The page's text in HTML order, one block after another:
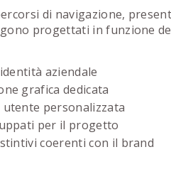
di navigazione,
progettati in funzione
aziendale
grafica dedicata
utente personalizzata
per il progetto
coerenti con il brand